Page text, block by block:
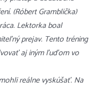
(Róbert Gramblička)
Lektorka boal
prejav. Tento tréning
aj iným ľuďom vo
reálne vyskúšať. Na